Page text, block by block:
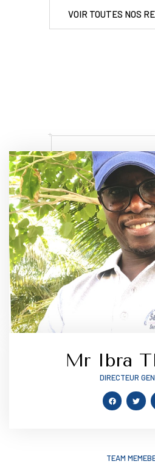
VOIR TOUTES NOS
Mr Ibra
DIRECTEUR
TEAM